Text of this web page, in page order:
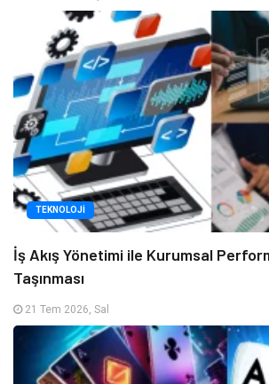
TEKNOLOJI
İş Akış Yönetimi ile Kurumsal
Taşınması
21 Tem 2026, Sal